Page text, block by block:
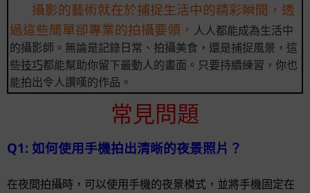
攝影的藝術就在於捕捉生活中的精彩瞬間，透
過這些簡單卻專業的拍攝要領， 人人都能成為生活中
的攝影師。無論是記錄日常、拍攝美食，還是捕捉風景，這
些技巧都能幫助你留下最動人的畫面。只要持續練習，你也
能拍出令人讚嘆的作品。
常見問題
Q1: 如何使用手機拍出清晰的夜景照片？
在夜間拍攝時，可以使用手機的夜景模式，並將手機固定在